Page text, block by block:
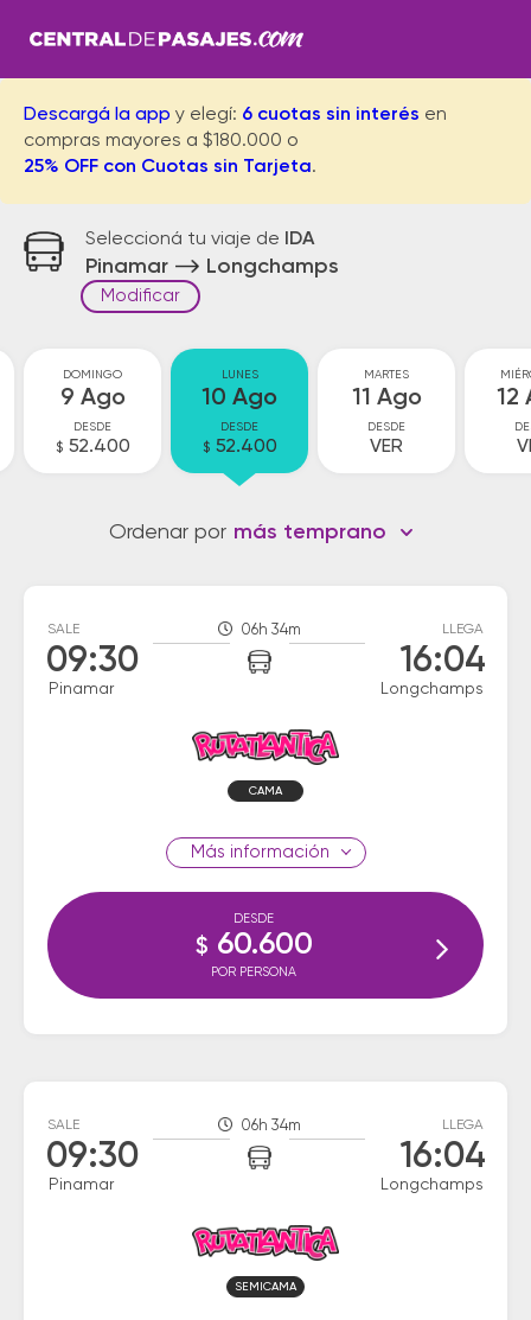
Descargá la app y elegí: 6 cuotas sin interés en
compras mayores a $180.000 o
25% OFF con Cuotas sin Tarjeta.
Seleccioná tu viaje de IDA
Pinamar Longchamps
Modificar
DOMINGO
9 Ago
DESDE
$ 52.400
LUNES
10 Ago
DESDE
$ 52.400
MARTES
11 Ago
DESDE
VER
12
Ordenar por más temprano
SALE
09:30
Pinamar
06h 34m LLEGA
16:04
Longchamps
CAMA
información
DESDE
$ 60.600
POR PERSONA
SALE
09:30
Pinamar
06h 34m LLEGA
16:04
Longchamps
SEMICAMA